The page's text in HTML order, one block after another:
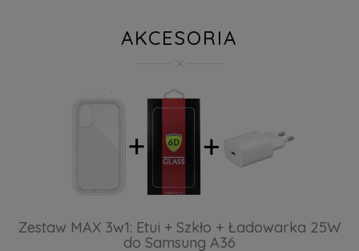
AKCESORIA
Zestaw MAX 3w1: Etui + Szkło + Ładowarka 25W
do Samsung A36